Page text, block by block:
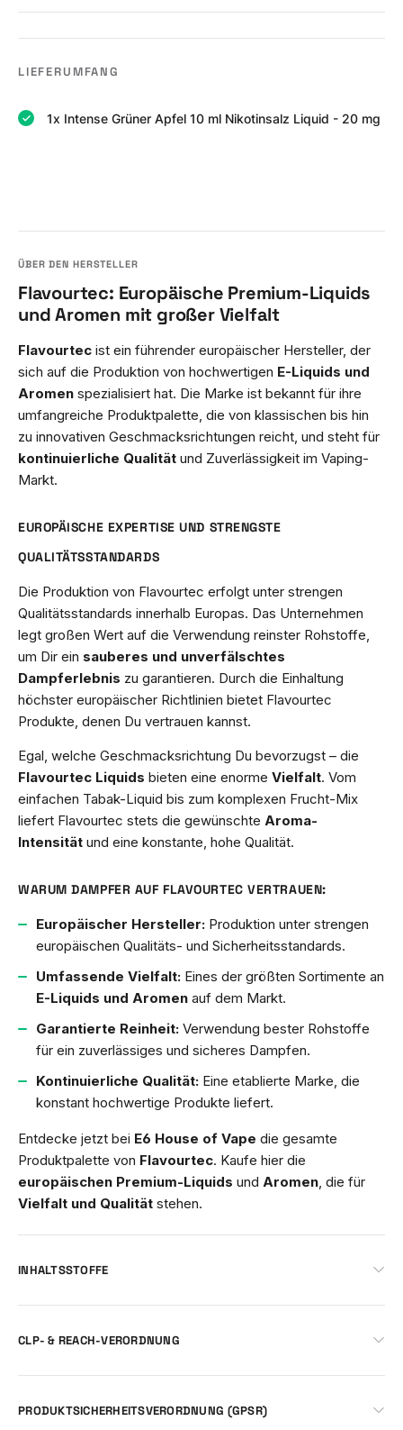
LIEFERUMFANG
1x Intense Grüner Apfel 10 ml Nikotinsalz Liquid - 20 mg
Flavourtec: Europäische Premium-Liquids
und Aromen mit großer Vielfalt
Flavourtec ist ein führender europäischer Hersteller, der
sich auf die Produktion von hochwertigen E-Liquids und
Aromen spezialisiert hat. Die Marke ist bekannt für ihre
umfangreiche Produktpalette, die von klassischen bis hin
zu innovativen Geschmacksrichtungen reicht, und steht für
kontinuierliche Qualität und Zuverlässigkeit im Vaping-
Markt.
EUROPÄISCHE EXPERTISE UND STRENGSTE
QUALITÄTSSTANDARDS
Die Produktion von Flavourtec erfolgt unter strengen
Qualitätsstandards innerhalb Europas. Das Unternehmen
legt großen Wert auf die Verwendung reinster Rohstoffe,
um Dir ein sauberes und unverfälschtes
Dampferlebnis zu garantieren. Durch die Einhaltung
höchster europäischer Richtlinien bietet Flavourtec
Produkte, denen Du vertrauen kannst.
Egal, welche Geschmacksrichtung Du bevorzugst – die
Flavourtec Liquids bieten eine enorme Vielfalt. Vom
einfachen Tabak-Liquid bis zum komplexen Frucht-Mix
liefert Flavourtec stets die gewünschte Aroma-
Intensität und eine konstante, hohe Qualität.
WARUM DAMPFER AUF FLAVOURTEC VERTRAUEN:
Europäischer Hersteller: Produktion unter strengen
europäischen Qualitäts- und Sicherheitsstandards.
Umfassende Vielfalt: Eines der größten Sortimente an
E-Liquids und Aromen auf dem Markt.
Garantierte Reinheit: Verwendung bester Rohstoffe
für ein zuverlässiges und sicheres Dampfen.
Kontinuierliche Qualität: Eine etablierte Marke, die
konstant hochwertige Produkte liefert.
Entdecke jetzt bei E6 House of Vape die gesamte
Produktpalette von Flavourtec. Kaufe hier die
europäischen Premium-Liquids und Aromen , die für
Vielfalt und Qualität stehen.
INHALTSSTOFFE
CLP- & REACH-VERORDNUNG
PRODUKTSICHERHEITSVERORDNUNG (GPSR)